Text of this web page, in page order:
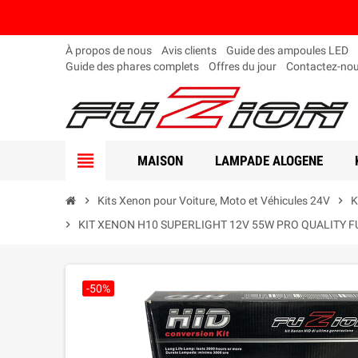
À propos de nous Avis clients Guide des ampoules LED
Guide des phares complets
Offres du jour Contactez-
view_headline MAISON LAMPADE ALOGENE
chevron_right Kits Xenon pour Voiture, Moto et Véhicules 24V chevron_right
chevron_right
KIT XENON H10 SUPERLIGHT 12V 55W PRO QUALITY
-50%